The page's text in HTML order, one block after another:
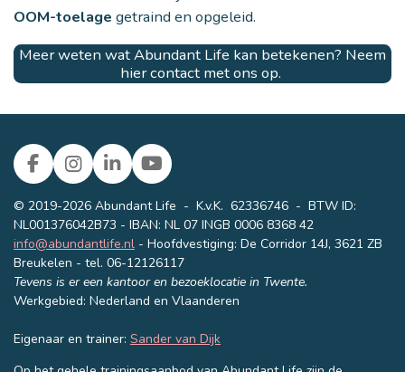
OOM-toelage getraind en opgeleid.
Meer weten wat Abundant Life kan betekenen? Neem
hier contact met ons op.
F
a
c
e
b
o
o
k
I
n
s
t
a
g
r
a
L
i
n
k
e
d
I
n
Y
o
u
T
u
b
e
© 2019-2026 Abundant Life - K.v.K. 62336746 - BTW ID:
NL001376042B73 - IBAN: NL 07 INGB 0006 8368 42
info@abundantlife.nl - Hoofdvestiging: De Corridor 14J, 3621 ZB
Breukelen - tel. 06-12126117
Tevens is er een kantoor en bezoeklocatie in Twente.
Werkgebied: Nederland en Vlaanderen
Eigenaar en trainer: Sander van Dijk